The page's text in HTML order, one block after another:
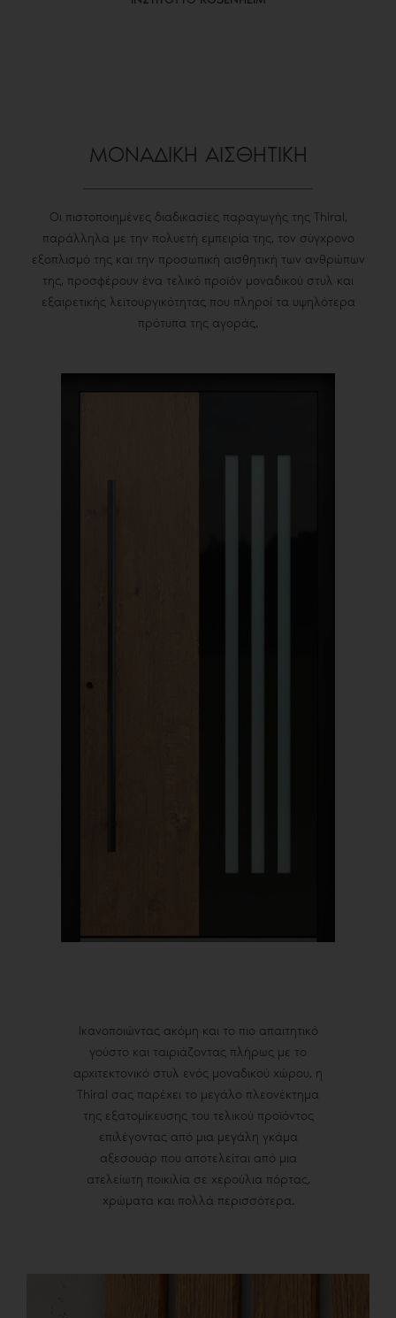
ΜΟΝΑΔΙΚΗ ΑΙΣΘΗΤΙΚΗ
Οι πιστοποιημένες διαδικασίες παραγωγής της Thiral,
παράλληλα με την πολυετή εμπειρία της, τον σύγχρονο
εξοπλισμό της και την προσωπική αισθητική των ανθρώπων
της, προσφέρουν ένα τελικό προϊόν μοναδικού στυλ και
εξαιρετικής λειτουργικότητας που πληροί τα υψηλότερα
πρότυπα της αγοράς.
Ικανοποιώντας ακόμη και το πιο απαιτητικό
γούστο και ταιριάζοντας πλήρως με το
αρχιτεκτονικό στυλ ενός μοναδικού χώρου, η
Thiral σας παρέχει το μεγάλο πλεονέκτημα
της εξατομίκευσης του τελικού προϊόντος
επιλέγοντας από μια μεγάλη γκάμα
αξεσουάρ που αποτελείται από μια
ατελείωτη ποικιλία σε χερούλια πόρτας,
χρώματα και πολλά περισσότερα.